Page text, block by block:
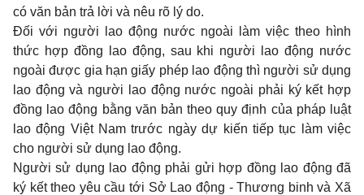
có văn bản trả lời và nêu rõ lý do.
Đối với người
lao động nước ngoài làm việc theo hình
thức hợp đồng
lao động, sau khi người laođộng nước
ngoài được gia hạn giấy phép lao động thì người sử dụng
lao động và người lao động nước ngoài phải ký kết hợp
đồng laođộng bằng văn bảntheo quyđịnh của pháp luật
laođộng Việt Namtrước ngày dự kiến tiếp tục làm việc
cho người sử dụng lao động.
Người sử dụng lao động phải gửi hợp đồng lao động đã
ký kếttheo yêu cầu tới Sở Lao động -Thương binhvà Xã